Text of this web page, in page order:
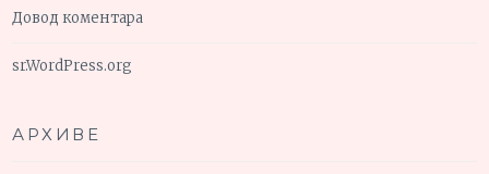
Довод коментара
sr.WordPress.org
АРХИВЕ